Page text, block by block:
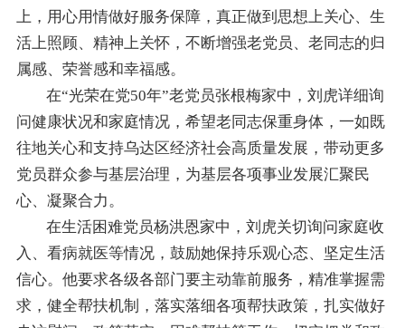
上，用心用情做好服务保障，真正做到思想上关心、生
活上照顾、精神上关怀，不断增强老党员、老同志的归
属感、荣誉感和幸福感。
在“光荣在党50年”老党员张根梅家中，刘虎详细询
问健康状况和家庭情况，希望老同志保重身体，一如既
往地关心和支持乌达区经济社会高质量发展，带动更多
党员群众参与基层治理，为基层各项事业发展汇聚民
心、凝聚合力。
在生活困难党员杨洪恩家中，刘虎关切询问家庭收
入、看病就医等情况，鼓励她保持乐观心态、坚定生活
信心。他要求各级各部门要主动靠前服务，精准掌握需
求，健全帮扶机制，落实落细各项帮扶政策，扎实做好